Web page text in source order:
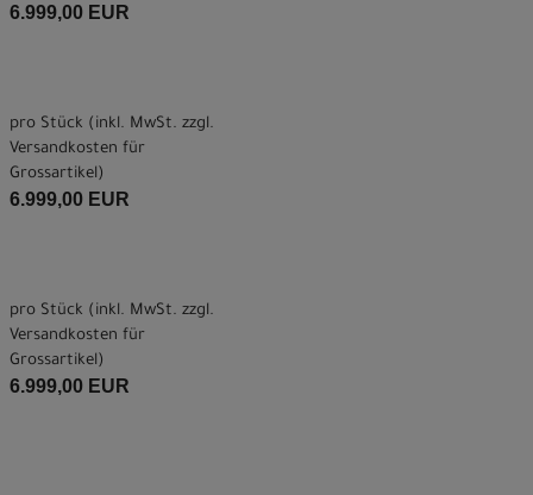
6.999,00 EUR
pro Stück (inkl. MwSt. zzgl.
Versandkosten für
Grossartikel )
6.999,00 EUR
pro Stück (inkl. MwSt. zzgl.
Versandkosten für
Grossartikel )
6.999,00 EUR